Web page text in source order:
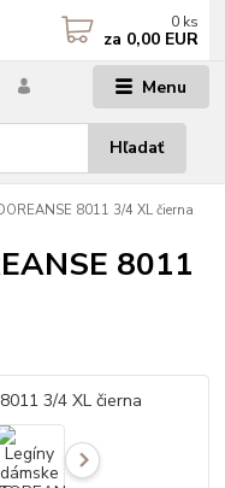
Menu
Hľadať
0 ks
za 0,00 EUR
8011 3/4 XL čierna
8011